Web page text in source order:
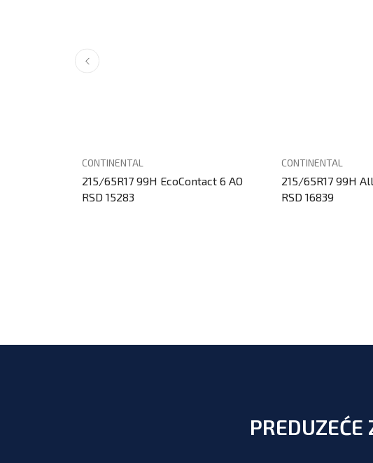
CONTINENTAL
215/65R17 99H EcoContact 6 AO
RSD 15283
CONTINENTAL
215/65R17 99H
RSD 16839